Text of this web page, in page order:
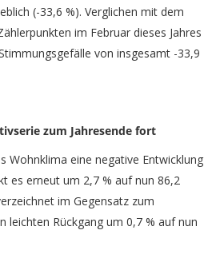
(-33,6 %). Verglichen mit dem
im Februar dieses Jahres
von insgesamt -33,9
zum Jahresende fort
Wohnklima eine negative Entwicklung
es erneut um 2,7 % auf nun 86,2
im Gegensatz zum
leichten Rückgang um 0,7 % auf nun